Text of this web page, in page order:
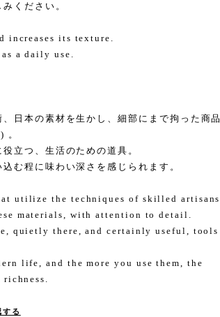
ください。
increases its texture.
a daily use.
日本の素材を生かし、細部にまで拘った商品
。
立つ、生活のための道具。
む程に味わい深さを感じられます。
utilize the techniques of skilled artisans
materials, with attention to detail.
quietly there, and certainly useful, tools
life, and the more you use them, the
る